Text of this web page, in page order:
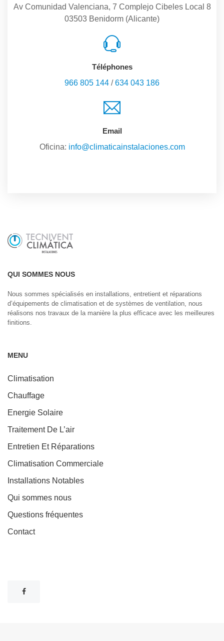
Av Comunidad Valenciana, 7 Complejo Cibeles Local 8
03503 Benidorm (Alicante)
Téléphones
966 805 144 /634 043 186
Email
Oficina: info@climaticainstalaciones.com
QUI SOMMES NOUS
Nous sommes spécialisés en installations, entretient et réparations
d’équipements de climatisation et de systèmes de ventilation, nous
réalisons nos travaux de la manière la plus efficace avec les meilleures
finitions.
MENU
Climatisation
Chauffage
Energie Solaire
Traitement De L’air
Entretien Et Réparations
Climatisation Commerciale
Installations Notables
Qui sommes nous
Questions fréquentes
Contact